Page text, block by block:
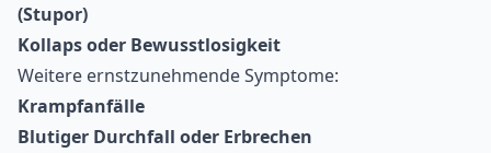
(Stupor)
Kollaps oder Bewusstlosigkeit
Weitere ernstzunehmende Symptome:
Krampfanfälle
Blutiger Durchfall oder Erbrechen